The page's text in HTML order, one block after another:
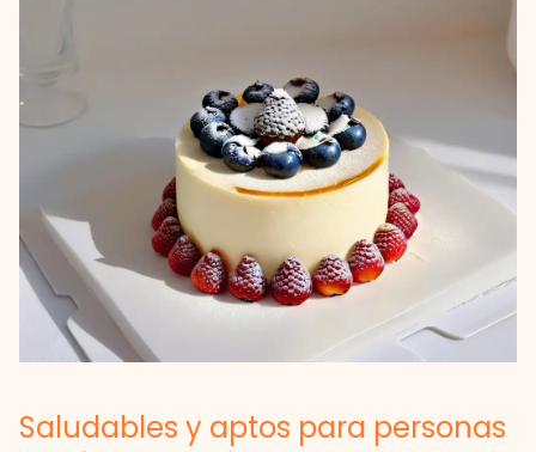
Saludables y aptos para personas